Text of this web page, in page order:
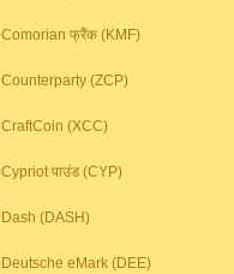
Comorian फ्रैंक (KMF)
Counterparty (ZCP)
CraftCoin (XCC)
Cypriot पाउंड (CYP)
Dash (DASH)
Deutsche eMark (DEE)